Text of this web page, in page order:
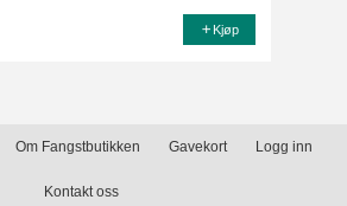
Kjøp
Om Fangstbutikken Gavekort Logg inn
Kontakt oss